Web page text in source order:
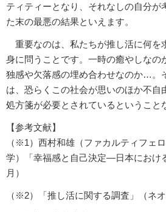
ティティーとなり、それなしの自分が
た末の最悪の結果といえます。
重要なのは、私たちが推し活に何を
身に問うことです。一時の癒やしなの
独感や欠落感の埋め合わせなのか…。
は、恐らくこの社会が思いのほか不自
処方箋が必要とされているということ
【参考文献】
（※1）西村和雄（ファカルティフェ
学）「幸福感と自己決定―日本におけ
月）
（※2）「推し活に関する調査」（ネ